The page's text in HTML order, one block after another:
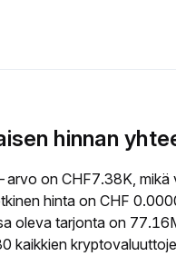
hinnan
on CHF7.38K,
hinta on CHF
oleva tarjonta on
kaikkien